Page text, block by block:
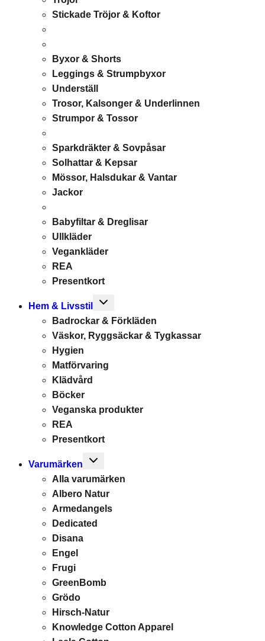
Stickade Tröjor & Koftor
Byxor & Shorts
Leggings & Strumpbyxor
Underställ
Trosor, Kalsonger & Underlinnen
Strumpor & Tossor
Sparkdräkter & Sovpåsar
Solhattar & Kepsar
Mössor, Halsdukar & Vantar
Jackor
Babyfiltar & Dreglisar
Ullkläder
Vegankläder
REA
Presentkort
Hem & Livsstil
Toggle
menu
Badrockar & Förkläden
Väskor, Ryggsäckar & Tygkassar
Hygien
Matförvaring
Klädvård
Böcker
Veganska produkter
REA
Presentkort
Varumärken
Toggle
menu
Alla varumärken
Albero Natur
Armedangels
Dedicated
Disana
Engel
Frugi
GreenBomb
Grödo
Hirsch-Natur
Knowledge Cotton Apparel